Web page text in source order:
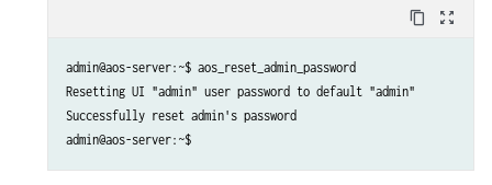
content_copy zoom_out_map
admin@aos-server:~$ aos_reset_admin_password
Resetting UI "admin" user password to default "admin"
Successfully reset admin's password
admin@aos-server:~$